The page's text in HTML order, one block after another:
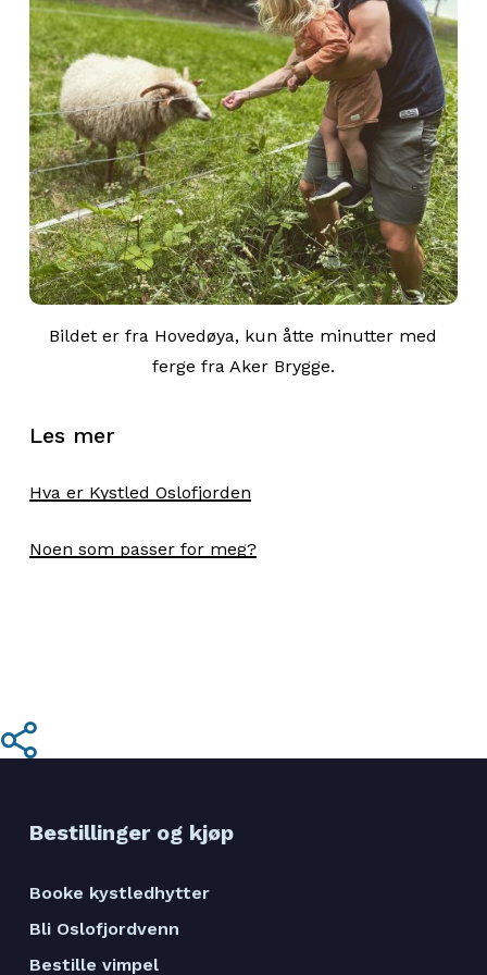
Hyttene på Håøya kan også nås med ferge. Her
ligger de tre kystledhyttene Badstua,Eldhuset
og
Gamlegården . Til Håøya er det daglige avganger i
sommermånedene, og fra fergeleiet er det i
underkant av ti minutter å gå til hyttene.
Like ved fergeterminalen på Nesoddtangen ligger
Rødstua. Tangen terminal er landets mest
trafikkerte fergesamband for persontrafikk, og hit
er det enkelt å komme seg. Fra Aker Brygge tar
det 27 minutter, fra Lysaker tar det åtte minutter.
Bildet er fra Hovedøya, kun åtte minutter med
ferge fra Aker Brygge.
Les mer
Hva er Kystled Oslofjorden
Noen som passer for meg?
Share
Bestillinger og kjøp
Booke kystledhytter
Bli Oslofjordvenn
Bestille vimpel